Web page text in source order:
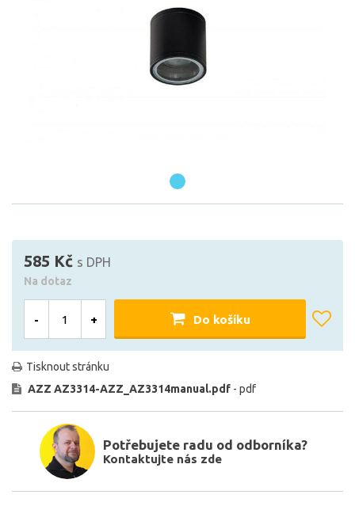
585 Kč s DPH
Na dotaz
- + Do košíku
Tisknout stránku
AZZ AZ3314-AZZ_AZ3314manual.pdf - pdf
Potřebujete radu od odborníka?
Kontaktujte nás zde